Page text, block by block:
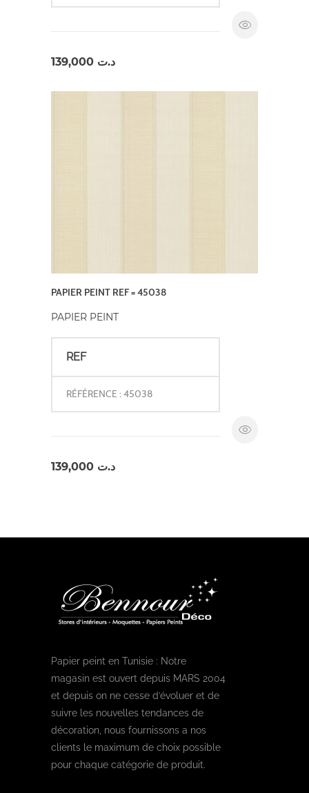
د.ت
PAPIER PEINT REF = 45038
PAPIER PEINT
REF
RÉFÉRENCE : 45038
د.ت
Papier peint en Tunisie : Notre
magasin est ouvert depuis MARS 2004
et depuis on ne cesse d’évoluer et de
suivre les nouvelles tendances de
décoration, nous fournissons a nos
clients le maximum de choix possible
pour chaque catégorie de produit.